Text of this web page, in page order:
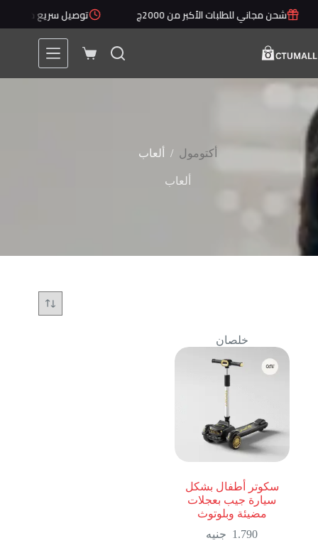
التجاوزشحن مجاني للطلبات الأكبر من 2000ج توصيل سريع خلال 1 - 5 أيام
عربة
أكتومول / ألعاب
ألعاب
خلصان
سكوتر أطفال بشكل
سيارة جيب بعجلات
مضيئة وبلوتوث
1.790 جنيه